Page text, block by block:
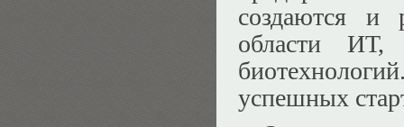
создаются и
области ИТ,
успешных